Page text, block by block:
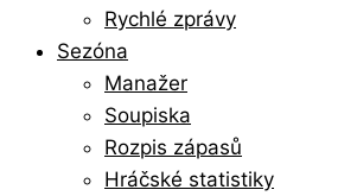
Rychlé zprávy
Sezóna
Manažer
Soupiska
Rozpis zápasů
Hráčské statistiky